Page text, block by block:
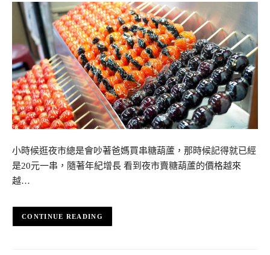
小時候逛夜市總是會吵著爸媽買串糖葫蘆，那時候記得就已經
是20元一串，隨著年紀增長 看到夜市賣糖葫蘆的價格越來
越…
CONTINUE READING